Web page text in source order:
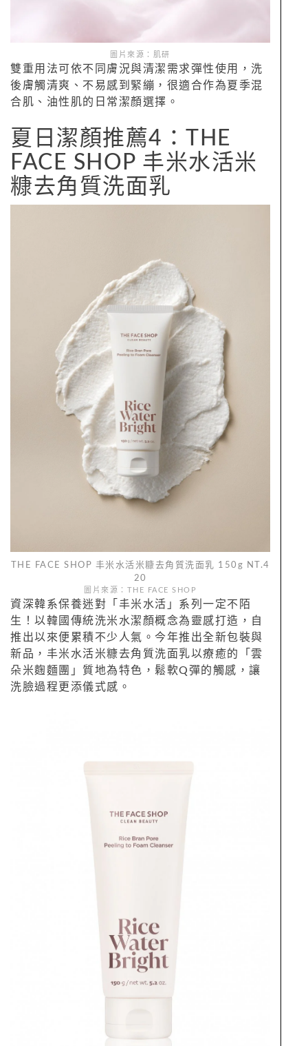
圖片來源：肌研
雙重用法可依不同膚況與清潔需求彈性使用，洗
後膚觸清爽、不易感到緊繃，很適合作為夏季混
合肌、油性肌的日常潔顏選擇。
夏日潔顏推薦4：THE
FACE SHOP 丰米水活米
糠去角質洗面乳
THE FACE SHOP 丰米水活米糠去角質洗面乳 150g NT.4
20
圖片來源：THE FACE SHOP
資深韓系保養迷對「丰米水活」系列一定不陌
生！以韓國傳統洗米水潔顏概念為靈感打造，自
推出以來便累積不少人氣。今年推出全新包裝與
新品，丰米水活米糠去角質洗面乳以療癒的「雲
朵米麴麵團」質地為特色，鬆軟Q彈的觸感，讓
洗臉過程更添儀式感。